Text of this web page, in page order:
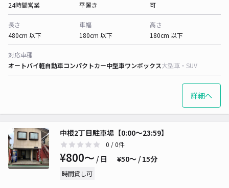
24時間営業
平置き
可
長さ
480cm 以下
車幅
180cm 以下
高さ
180cm 以下
対応車種
オートバイ軽自動車コンパクトカー中型車ワンボックス大型車・SUV
詳細へ
中根2丁目駐車場【0:00～23:59】
0 / 0件
¥800〜 / 日 ¥50〜 / 15分
時間貸し可